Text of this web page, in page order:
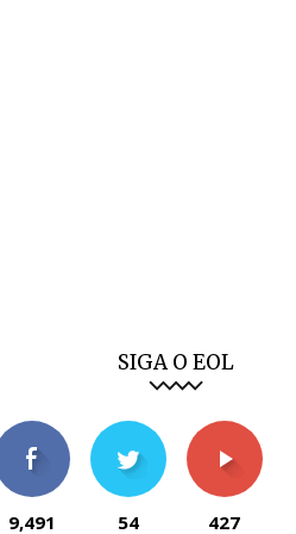
SIGA O EOL
9,491 54 427